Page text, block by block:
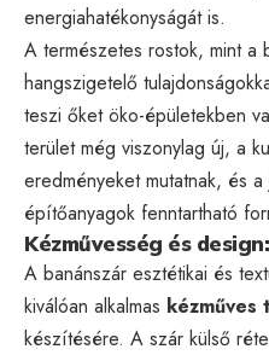
energiahatékonyságát is.
A természetes rostok, mint a
hangszigetelő
teszi őket öko-épületekben
terület még viszonylag új, a
eredményeket mutatnak, és
építőanyagok fenntartható
Kézművesség és
A banánszár esztétikai és
kiválóan alkalmas kézműves
készítésére. A szár külső